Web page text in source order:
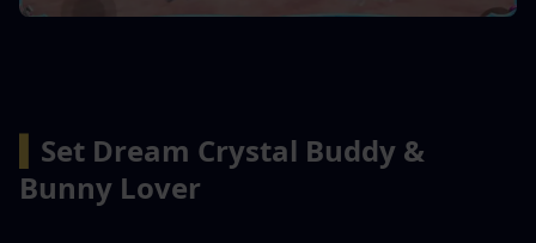
Set Dream Crystal Buddy &
Bunny Lover